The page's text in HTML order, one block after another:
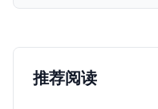
推荐阅读